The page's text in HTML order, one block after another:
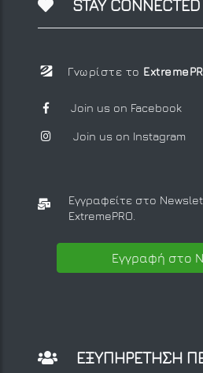
STAY CONNECTED
Γνωρίστε το
Join us on Facebook
Join us on Instagram
Εγγραφείτε στο
ExtremePRO.
Εγγραφή στο
ΕΞΥΠΗΡΕΤΗΣΗ